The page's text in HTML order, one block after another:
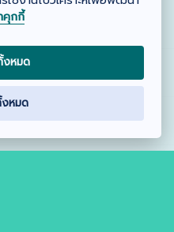
คุกกี้
งหมด
งหมด